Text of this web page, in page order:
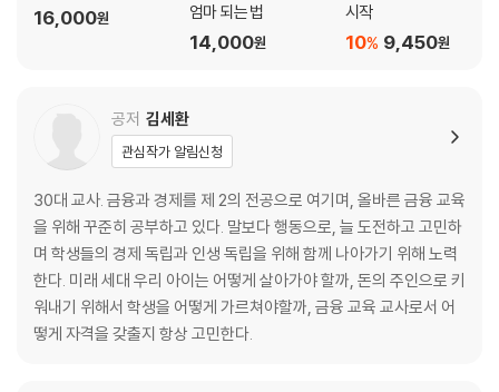
3장 나부터 부자가 되는 부자국가
로맨스 스캠, 이메일 사기에 당한 사람들의 이야기 | 돈도 알고 맡겨야 한
다 | 외로운 사람 두 번 울리는 로맨스 스캠 주의보 | 유대인도 속은 금융 사
결이 맞는 사람과 지내라
주식투자클럽이 필요한 이유 | 불로소득이 주는 유익 | 주식 vs 부동산
시장이 아닌 기업을 보라
하락장을 견딜 수 있는 이유 | 투자 국가가 중요하지 않은 이유
16,000원
엄마 되는 법
14,000원
시작
9,450원
10%
공저 김세환
관심작가 알림신청
30대 교사. 금융과 경제를 제 2의 전공으로 여기며, 올바른 금융 교육
을 위해 꾸준히 공부하고 있다. 말보다 행동으로, 늘 도전하고 고민하
며 학생들의 경제 독립과 인생 독립을 위해 함께 나아가기 위해 노력
한다. 미래 세대 우리 아이는 어떻게 살아가야 할까, 돈의 주인으로 키
워내기 위해서 학생을 어떻게 가르쳐야할까, 금융 교육 교사로서 어
떻게 자격을 갖출지 항상 고민한다.